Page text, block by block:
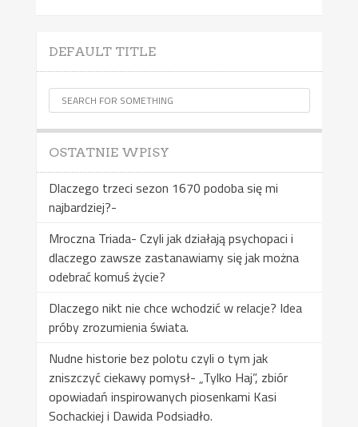
DEFAULT TITLE
OSTATNIE WPISY
Dlaczego trzeci sezon 1670 podoba się mi
najbardziej?-
Mroczna Triada- Czyli jak działają psychopaci i
dlaczego zawsze zastanawiamy się jak można
odebrać komuś życie?
Dlaczego nikt nie chce wchodzić w relacje? Idea
próby zrozumienia świata.
Nudne historie bez polotu czyli o tym jak
zniszczyć ciekawy pomysł- „Tylko Haj”, zbiór
opowiadań inspirowanych piosenkami Kasi
Sochackiej i Dawida Podsiadło.